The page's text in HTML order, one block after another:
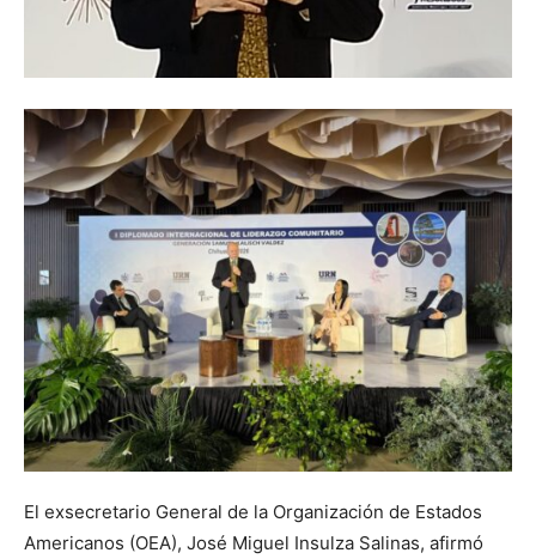
El exsecretario General de la Organización de Estados
Americanos (OEA), José Miguel Insulza Salinas, afirmó